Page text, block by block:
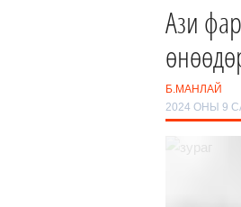
Ази
Б.МАНЛАЙ
2024 ОНЫ 9